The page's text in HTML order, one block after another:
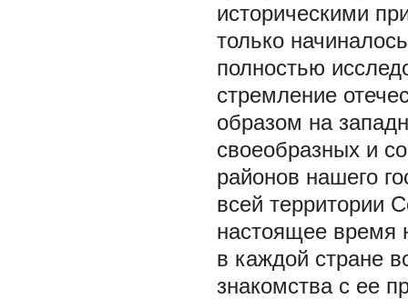
историческими
только
полностью
стремление
образом на
своеобразных и
районов нашего
всей территории
настоящее время
в каждой стране
знакомства с ее